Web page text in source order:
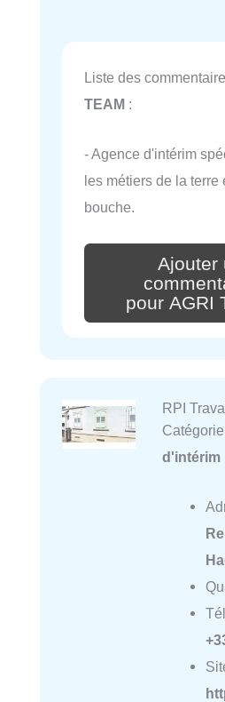
Liste des
TEAM :
- Agence d'intérim
les métiers de la terre
bouche.
Ajouter
pour AGRI
RPI
d'intérim